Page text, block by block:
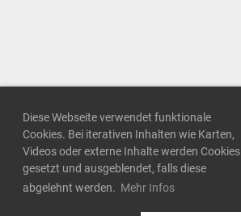
Diese Webseite verwendet funktionale
Cookies. Bei iterativen Inhalten wie Karten,
Videos oder externe Inhalte werden Cookies
gesetzt und ausgeblendet, falls diese
abgelehnt werden. Mehr Infos